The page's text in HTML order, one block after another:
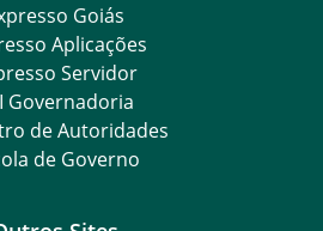
Goiás
Aplicações
Servidor
Governadoria
de Autoridades
de Governo